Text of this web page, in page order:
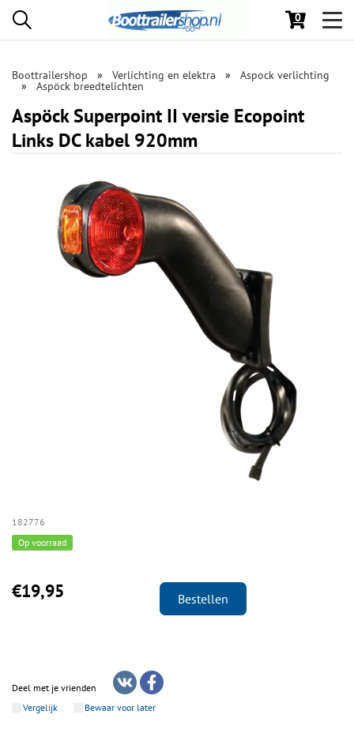
0
Boottrailershop Verlichting en elektra Aspock verlichting
Aspöck breedtelichten
Aspöck Superpoint II versie Ecopoint
Links DC kabel 920mm
182776
Op voorraad
€19,95 Bestellen
Deel met je vrienden
Vergelijk
Bewaar voor later